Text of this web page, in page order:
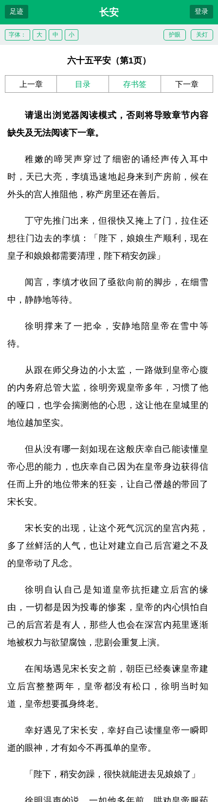
足迹 长安 登录
关灯
护眼
字体： 大 中 小
六十五平安（第1页）
上一章 目录 存书签 下一章
请退出浏览器阅读模式，否则将导致章节内容
缺失及无法阅读下一章。
稚嫩的啼哭声穿过了细密的诵经声传入耳中
时，天已大亮，李缜迅速地起身来到产房前，候在
外头的宫人推阻他，称产房里还在善后。
丁守先推门出来，但很快又掩上了门，拉住还
想往门边去的李缜：「陛下，娘娘生产顺利，现在
皇子和娘娘都需要清理，陛下稍安勿躁」
闻言，李缜才收回了亟欲向前的脚步，在细雪
中，静静地等待。
徐明撑来了一把伞，安静地陪皇帝在雪中等
待。
从跟在师父身边的小太监，一路做到皇帝心腹
的内务府总管大监，徐明旁观皇帝多年，习惯了他
的哑口，也学会揣测他的心思，这让他在皇城里的
地位越加坚实。
但从没有哪一刻如现在这般庆幸自己能读懂皇
帝心思的能力，也庆幸自己因为在皇帝身边获得信
任而上升的地位带来的狂妄，让自己僭越的带回了
宋长安。
宋长安的出现，让这个死气沉沉的皇宫内苑，
多了丝鲜活的人气，也让对建立自己后宫避之不及
的皇帝动了凡念。
徐明自认自己是知道皇帝抗拒建立后宫的缘
由，一切都是因为投毒的惨案，皇帝的内心惧怕自
己的后宫若是有人，那些人也会在深宫内苑里逐渐
地被权力与欲望腐蚀，悲剧会重复上演。
在闱场遇见宋长安之前，朝臣已经奏谏皇帝建
立后宫整整两年，皇帝都没有松口，徐明当时知
道，皇帝想要孤身终老。
幸好遇见了宋长安，幸好自己读懂皇帝一瞬即
逝的眼神，才有如今不再孤单的皇帝。
「陛下，稍安勿躁，很快就能进去见娘娘了」